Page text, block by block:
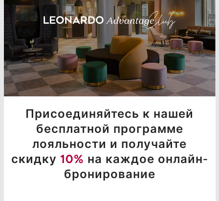
Присоединяйтесь к нашей
бесплатной программе
лояльности и получайте
скидку 10% на каждое онлайн-
бронирование